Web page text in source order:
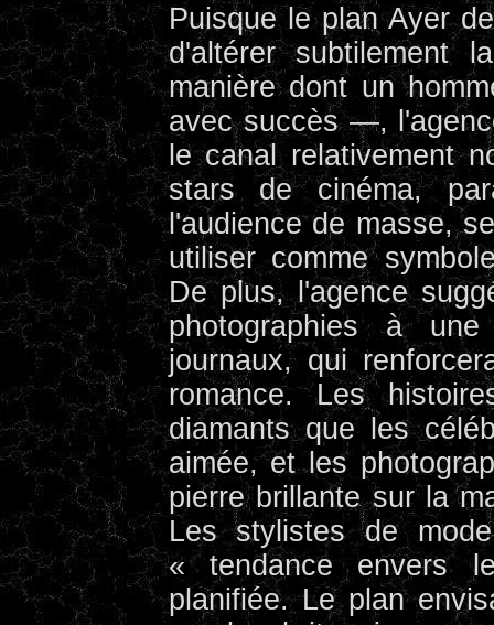
Puisque le plan Ayer
d'altérer subtilement
manière dont un
avec succès —,
le canal relativement
stars de cinéma,
l'audience de masse,
utiliser comme
De plus, l'agence
photographies à
journaux, qui
romance. Les
diamants que les
aimée, et les
pierre brillante sur la
Les stylistes de
« tendance envers
planifiée. Le plan